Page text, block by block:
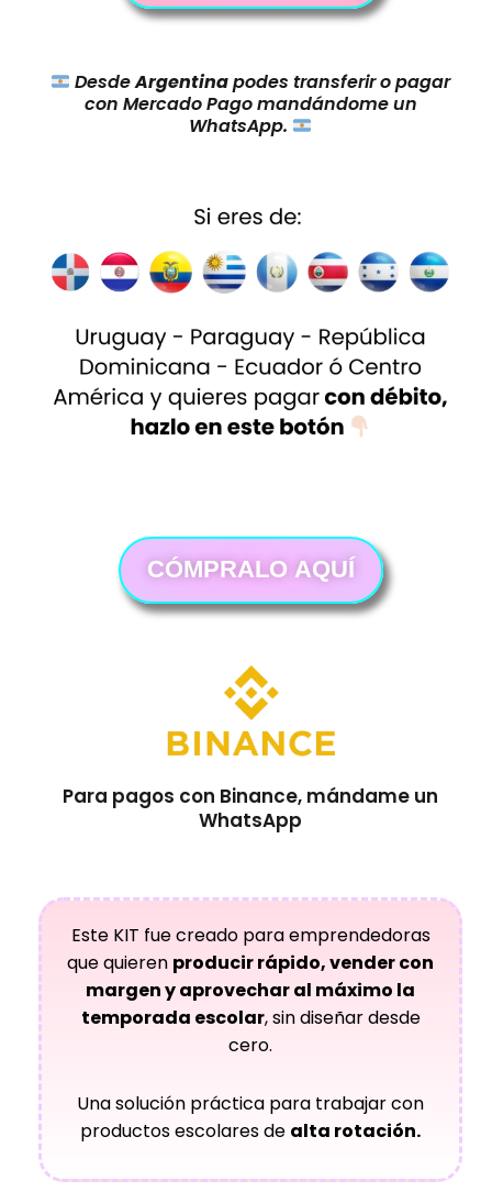
DesdeArgentinapodes transferir o pagar
con Mercado Pago mandándome un
WhatsApp.
CÓMPRALO AQUÍ
Para pagos con Binance, mándame un
WhatsApp
Este KIT fue creado para emprendedoras
que quieren producir rápido, vender con
margen y aprovechar al máximo la
temporada escolar, sin diseñar desde
cero.
Una solución práctica para trabajar con
productos escolares de alta rotación.